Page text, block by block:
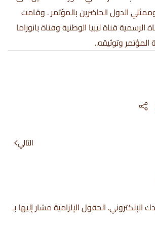
وممثلي الدول الحاضرين بالمؤتمر . وقامت
الرسمية قناة ليبيا الوطنية وقناة بانوراما
وتوثيقه..
التالي
الإلكتروني. الحقول الإلزامية مشار إليها بـ